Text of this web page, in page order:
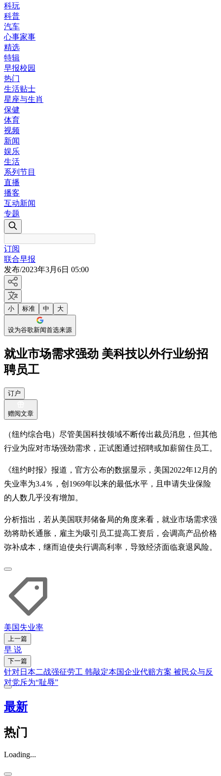
科玩
科普
汽车
心事家事
精选
特辑
早报校园
热门
生活贴士
星座与生肖
保健
体育
视频
新闻
娱乐
生活
系列节目
直播
播客
互动新闻
专题
订阅
联合早报
发布/2023年3月6日 05:00
小 标准 中 大
设为谷歌新闻首选来源
就业市场需求强劲 美科技以外行业纷招
聘员工
订户
赠阅文章
（纽约综合电）尽管美国科技领域不断传出裁员消息，但其他
行业为应对市场强劲需求，正试图通过招聘或加薪留住员工。
《纽约时报》报道，官方公布的数据显示，美国2022年12月的
失业率为3.4％，创1969年以来的最低水平，且申请失业保险
的人数几乎没有增加。
分析指出，若从美国联邦储备局的角度来看，就业市场需求强
劲将助长通胀，雇主为吸引员工提高工资后，会调高产品价格
弥补成本，继而迫使央行调高利率，导致经济面临衰退风险。
美国失业率
上一篇
早 说
下一篇
针对​日本二战强征劳工​ 韩敲定​本国企业​代赔方案 ​被民众与反
对党​​斥为“耻辱”
最新
热门
Loading...